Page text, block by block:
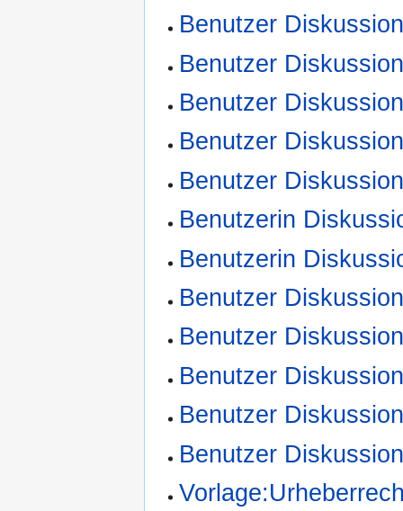
Benutzer
Benutzer
Benutzer
Benutzer
Benutzer
Benutzerin
Benutzerin
Benutzer
Benutzer
Benutzer
Benutzer
Benutzer